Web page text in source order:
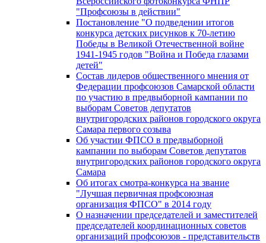
"Профсоюзы в действии"
Постановление "О подведении итогов
конкурса детских рисунков к 70-летию
Победы в Великой Отечественной войне
1941-1945 годов "Война и Победа глазами
детей"
Состав лидеров общественного мнения от
Федерации профсоюзов Самарской области
по участию в предвыборной кампании по
выборам Советов депутатов
внутригородских районов городского округа
Самара первого созыва
Об участии ФПСО в предвыборной
кампании по выборам Советов депутатов
внутригородских районов городского округа
Самара
Об итогах смотра-конкурса на звание
"Лучшая первичная профсоюзная
организация ФПСО" в 2014 году
О назначении председателей и заместителей
председателей координационных советов
организаций профсоюзов - представительств